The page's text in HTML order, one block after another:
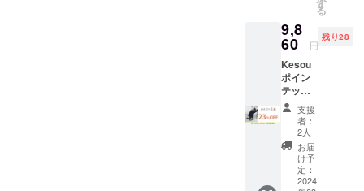
送料込
の価格
※デザイ
ン・仕
様は変
更にな
る可能
性もご
ざいま
す。ご
了承く
ださ
よりお
選びい
ただけ
ます。
・リボ
ン
シュー
クリッ
プをご
利用の
場合
は、リ
ボン1点
様限
定！販
売予定
価格よ
り
23%OF
F ・お
届け予
定：3月
下旬
・・オ
プショ
ンにて
す
る
9,8
60 円
残り28
Kesou
ポイン
テッド
トゥパ
ンプス
ネイ
ビー1足
パンプ
ス【販
売予定
支援
者：
2人
お届
け予
定：
2024